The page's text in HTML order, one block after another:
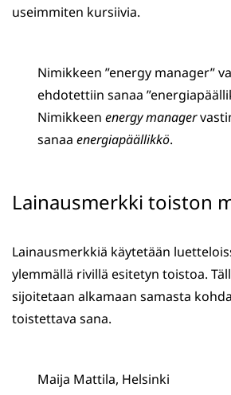
useimmiten kursiivia.
Nimikkeen ”energy manager”
ehdotettiin sanaa
Nimikkeen energy manager
sanaa energiapäällikkö.
Lainausmerkki toiston
Lainausmerkkiä käytetään
ylemmällä rivillä esitetyn toistoa.
sijoitetaan alkamaan samasta
toistettava sana.
Maija Mattila, Helsinki